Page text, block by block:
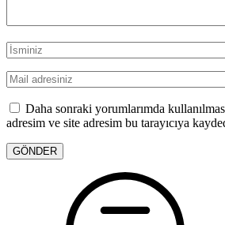
Daha sonraki yorumlarımda
adresim ve site adresim bu tarayıcıya